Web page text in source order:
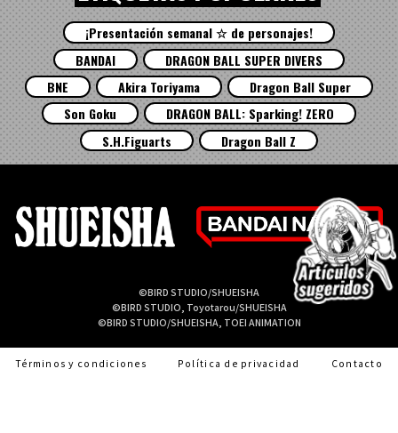
¡Presentación semanal ☆ de personajes!
BANDAI
DRAGON BALL SUPER DIVERS
BNE
Akira Toriyama
Dragon Ball Super
Son Goku
DRAGON BALL: Sparking! ZERO
S.H.Figuarts
Dragon Ball Z
©BIRD STUDIO/SHUEISHA
©BIRD STUDIO, Toyotarou/SHUEISHA
©BIRD STUDIO/SHUEISHA, TOEI ANIMATION
Términos y condiciones Política de privacidad Contacto